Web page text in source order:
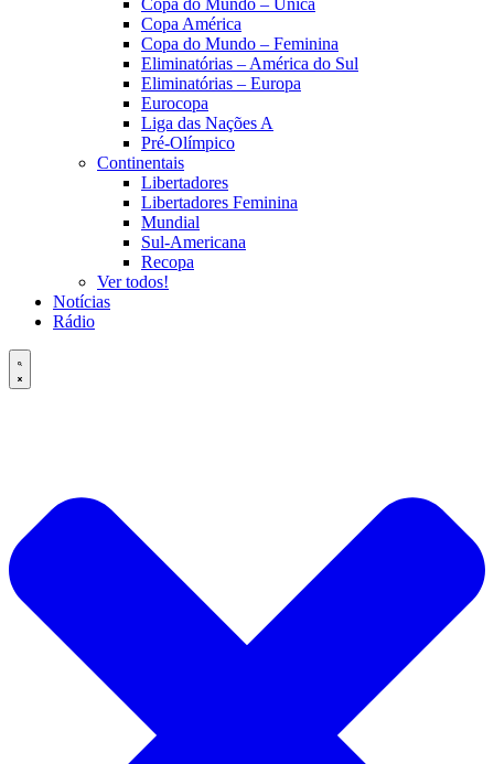
Copa América
Copa do Mundo – Feminina
Eliminatórias – América do Sul
Eliminatórias – Europa
Eurocopa
Liga das Nações A
Pré-Olímpico
Continentais
Libertadores
Libertadores Feminina
Mundial
Sul-Americana
Recopa
Ver todos!
Notícias
Rádio